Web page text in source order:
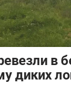
в
диких